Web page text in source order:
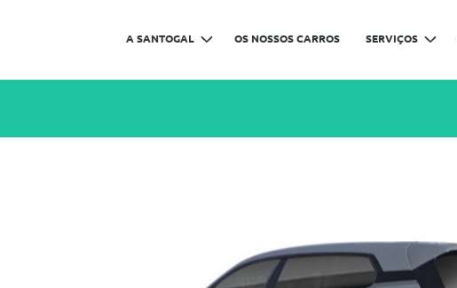
A SANTOGAL OS NOSSOS CARROS SERVIÇOS